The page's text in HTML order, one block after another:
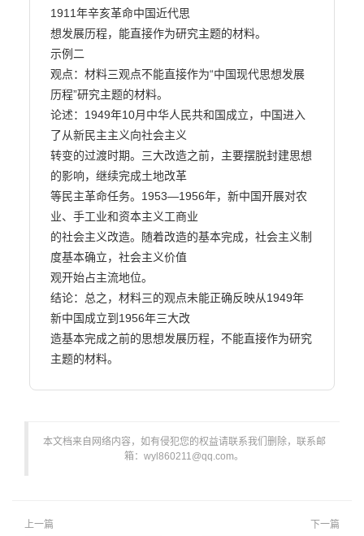
1911年辛亥革命中国近代思
想发展历程，能直接作为研究主题的材料。
示例二
观点：材料三观点不能直接作为“中国现代思想发展
历程”研究主题的材料。
论述：1949年10月中华人民共和国成立，中国进入
了从新民主主义向社会主义
转变的过渡时期。三大改造之前，主要摆脱封建思想
的影响，继续完成土地改革
等民主革命任务。1953—1956年，新中国开展对农
业、手工业和资本主义工商业
的社会主义改造。随着改造的基本完成，社会主义制
度基本确立，社会主义价值
观开始占主流地位。
结论：总之，材料三的观点未能正确反映从1949年
新中国成立到1956年三大改
造基本完成之前的思想发展历程，不能直接作为研究
主题的材料。
本文档来自网络内容，如有侵犯您的权益请联系我们删除，联系邮
箱：wyl860211@qq.com。
上一篇 下一篇